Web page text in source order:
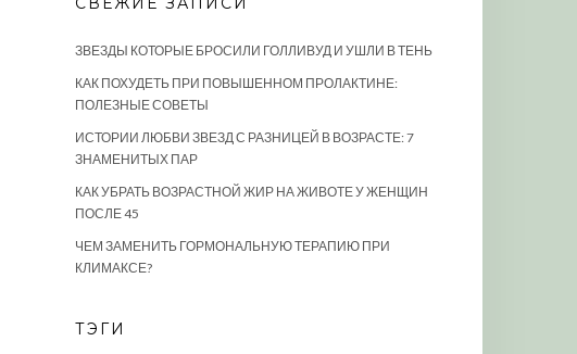
ЗВЕЗДЫ КОТОРЫЕ БРОСИЛИ ГОЛЛИВУД И УШЛИ В ТЕНЬ
КАК ПОХУДЕТЬ ПРИ ПОВЫШЕННОМ ПРОЛАКТИНЕ:
ПОЛЕЗНЫЕ СОВЕТЫ
ИСТОРИИ ЛЮБВИ ЗВЕЗД С РАЗНИЦЕЙ В ВОЗРАСТЕ: 7
ЗНАМЕНИТЫХ ПАР
КАК УБРАТЬ ВОЗРАСТНОЙ ЖИР НА ЖИВОТЕ У ЖЕНЩИН
ПОСЛЕ 45
ЧЕМ ЗАМЕНИТЬ ГОРМОНАЛЬНУЮ ТЕРАПИЮ ПРИ
КЛИМАКСЕ?
ТЭГИ